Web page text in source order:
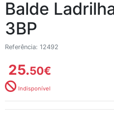
Balde
3BP
Referência: 12492
25.50€
Indisponível